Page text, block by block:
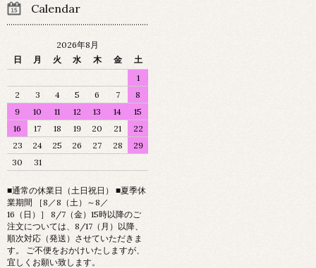
Calendar
2026年8月
日
月 火 水 木 金
土
1
2
3 4 5 6 7
8
9
10 11 12 13 14
15
16
17 18 19 20 21
22
23
24 25 26 27 28
29
30
31
■通常の休業日（土日祝日） ■夏季休
業期間 ［8／8（土）～8／
16（日）］ 8/7（金）15時以降のご
注文については、8/17（月）以降、
順次対応（発送）させていただきま
す。 ご不便をおかけいたしますが、
宜しくお願い致します。